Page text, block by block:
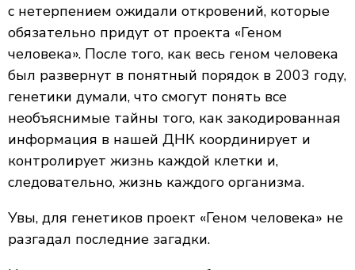
с нетерпением ожидали откровений, которые
обязательно придут от проекта «Геном
человека». После того, как весь геном человека
был развернут в понятный порядок в 2003 году,
генетики думали, что смогут понять все
необъяснимые тайны того, как закодированная
информация в нашей ДНК координирует и
контролирует жизнь каждой клетки и,
следовательно, жизнь каждого организма.
Увы, для генетиков проект «Геном человека» не
разгадал последние загадки.